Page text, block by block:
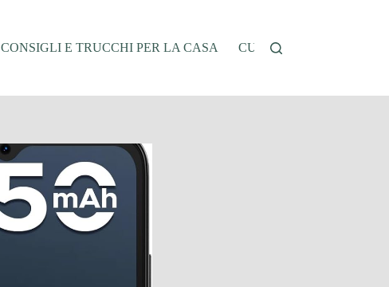
CONSIGLI E TRUCCHI PER LA CASA CUCINA E RICETTE